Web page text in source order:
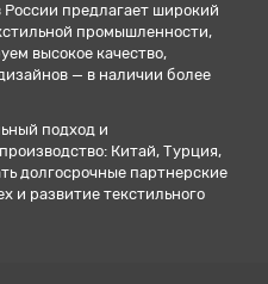
предлагает широкий
промышленности,
высокое качество,
— в наличии более
подход и
Китай, Турция,
долгосрочные партнерские
и развитие текстильного